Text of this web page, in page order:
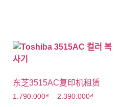
东芝3515AC复印机租赁
1.790.000₫ – 2.390.000₫